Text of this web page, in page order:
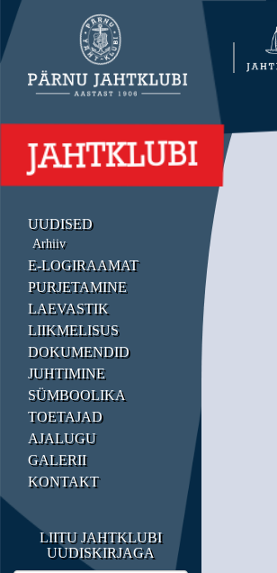
UUDISED
Arhiiv
E-LOGIRAAMAT
PURJETAMINE
LAEVASTIK
LIIKMELISUS
DOKUMENDID
JUHTIMINE
SÜMBOOLIKA
TOETAJAD
AJALUGU
GALERII
KONTAKT
LIITU JAHTKLUBI
UUDISKIRJAGA